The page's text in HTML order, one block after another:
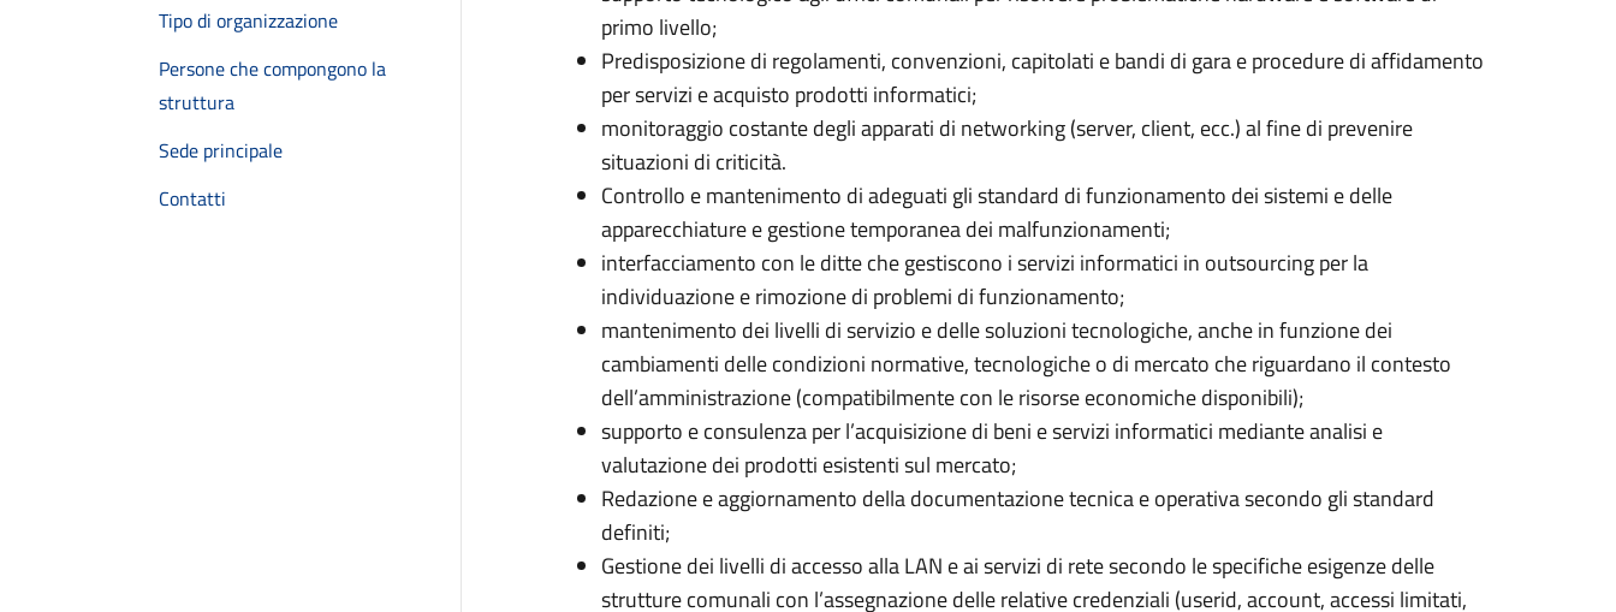
Tipo di organizzazione
Persone che compongono la
struttura
Sede principale
Contatti
primo livello;
Predisposizione di regolamenti, convenzioni, capitolati e bandi di gara e procedure di affidamento
per servizi e acquisto prodotti informatici;
monitoraggio costante degli apparati di networking (server, client, ecc.) al fine di prevenire
situazioni di criticità.
Controllo e mantenimento di adeguati gli standard di funzionamento dei sistemi e delle
apparecchiature e gestione temporanea dei malfunzionamenti;
interfacciamento con le ditte che gestiscono i servizi informatici in outsourcing per la
individuazione e rimozione di problemi di funzionamento;
mantenimento dei livelli di servizio e delle soluzioni tecnologiche, anche in funzione dei
cambiamenti delle condizioni normative, tecnologiche o di mercato che riguardano il contesto
dell’amministrazione (compatibilmente con le risorse economiche disponibili);
supporto e consulenza per l’acquisizione di beni e servizi informatici mediante analisi e
valutazione dei prodotti esistenti sul mercato;
Redazione e aggiornamento della documentazione tecnica e operativa secondo gli standard
definiti;
Gestione dei livelli di accesso alla LAN e ai servizi di rete secondo le specifiche esigenze delle
strutture comunali con l’assegnazione delle relative credenziali (userid, account, accessi limitati,